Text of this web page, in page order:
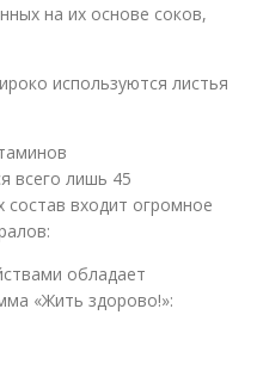
на их основе соков,
используются листья
всего лишь 45
состав входит огромное
обладает
«Жить здорово!»: